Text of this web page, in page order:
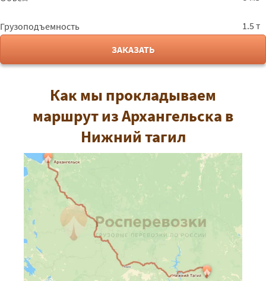
Грузоподъемность
1.5 т
ЗАКАЗАТЬ
Как мы прокладываем
маршрут из Архангельска в
Нижний тагил